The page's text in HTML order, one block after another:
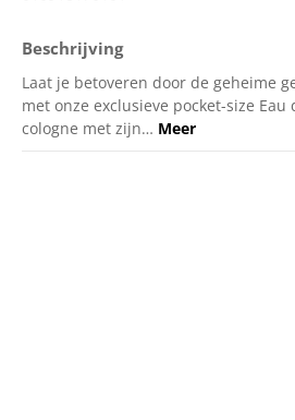
Beschrijving
Laat je betoveren door de geheime
met onze exclusieve pocket-size Eau
cologne met zijn… Meer